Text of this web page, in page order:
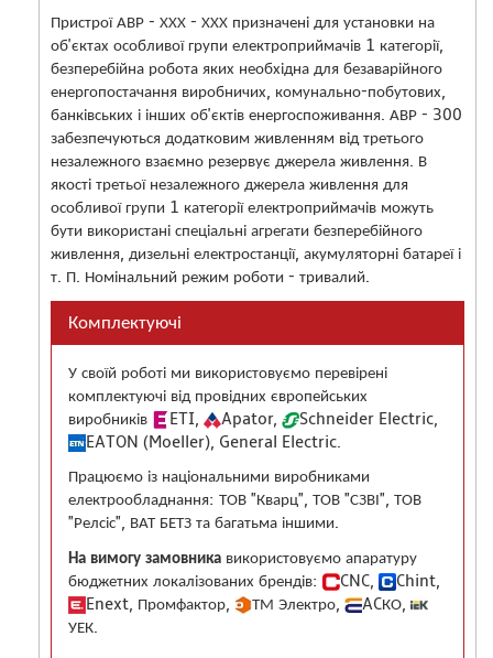
Пристрої АВР - ХХХ - ХХХ призначені для установки на
об'єктах особливої ​​групи електроприймачів 1 категорії,
безперебійна робота яких необхідна для безаварійного
енергопостачання виробничих, комунально-побутових,
банківських і інших об'єктів енергоспоживання. АВР - 300
забезпечуються додатковим живленням від третього
незалежного взаємно резервує джерела живлення. В
якості третьої незалежного джерела живлення для
особливої ​​групи 1 категорії електроприймачів можуть
бути використані спеціальні агрегати безперебійного
живлення, дизельні електростанції, акумуляторні батареї і
т. П. Номінальний режим роботи - тривалий.
Комплектуючі
У своїй роботі ми використовуємо перевірені
комплектуючі від провідних європейських
виробників
ETI, Apator,
Schneider Electric,
EATON (Moeller), General Electric.
Працюємо із національними виробниками
електрообладнання: ТОВ "Кварц", ТОВ "СЗВІ", ТОВ
"Релсіс", ВАТ БЕТЗ та багатьма іншими.
На вимогу замовника використовуємо апаратуру
бюджетних локалізованих брендів:
CNC,
Chint,
Enext, Промфактор,
ТМ Электро,
ACКО,
УЕК.